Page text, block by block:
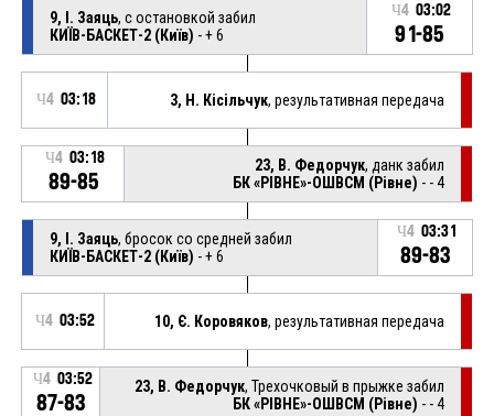
9, І. Заяць, с остановкой забил
КИЇВ-БАСКЕТ-2 (Київ) - + 6
Ч4 03:02
91-85
Ч4 03:18 3, Н. Кісільчук, результативная передача
Ч4 03:18
89-85
23, В. Федорчук, данк забил
БК «РІВНЕ»-ОШВСМ (Рівне) - - 4
9, І. Заяць, бросок со средней забил
КИЇВ-БАСКЕТ-2 (Київ) - + 6
Ч4 03:31
89-83
Ч4 03:52 10, Є. Коровяков, результативная передача
Ч4 03:52
87-83
23, В. Федорчук, Трехочковый в прыжке забил
БК «РІВНЕ»-ОШВСМ (Рівне) - - 4